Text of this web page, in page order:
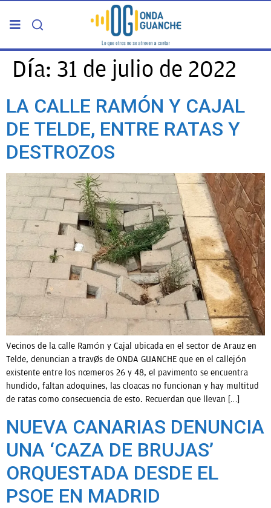
PORTADA
TELDE
GRAN CANARIA
5ª COLUMNA
CARTAS DEL DIRECTOR
ENTREVISTAS
OPINIÓN
PROGRAMAS
Día: 31 de julio de 2022
LA CALLE RAMÓN Y CAJAL
DE TELDE, ENTRE RATAS Y
DESTROZOS
Vecinos de la calle Ramón y Cajal ubicada en el sector de Arauz en
Telde, denuncian a través de ONDA GUANCHE que en el callejón
existente entre los números 26 y 48, el pavimento se encuentra
hundido, faltan adoquines, las cloacas no funcionan y hay multitud
de ratas como consecuencia de esto. Recuerdan que llevan […]
NUEVA CANARIAS DENUNCIA
UNA ‘CAZA DE BRUJAS’
ORQUESTADA DESDE EL
PSOE EN MADRID